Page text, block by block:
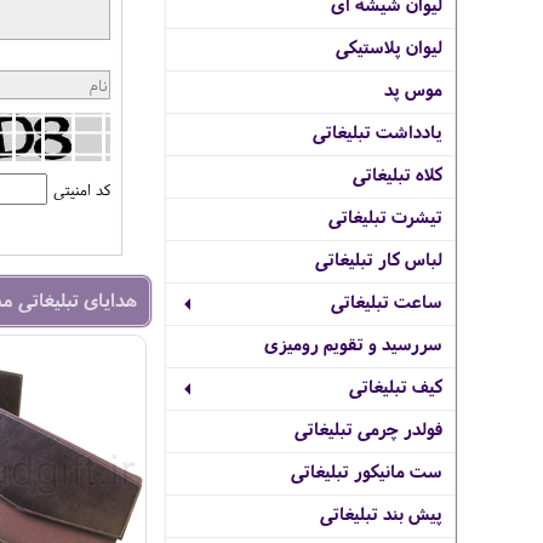
لیوان پلاستیکی
موس پد
یادداشت تبلیغاتی
کلاه تبلیغاتی
تیشرت تبلیغاتی
لباس کار تبلیغاتی
ساعت تبلیغاتی
سررسید و تقویم رومیزی
کیف تبلیغاتی
فولدر چرمی تبلیغاتی
ست مانیکور تبلیغاتی
پیش بند تبلیغاتی
کد امنیتی
هدایای تبلیغاتی